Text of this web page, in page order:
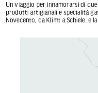
Un viaggio per innamorarsi di
prodotti artigianali e specialità
Novecento, da Klimt a Schiele, e